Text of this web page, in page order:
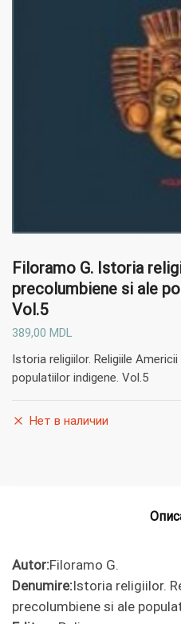
Filoramo G. Istoria
precolumbiene si ale
Vol.5
389,00 MDL
Istoria religiilor. Religiile
populatiilor indigene. Vol.5
Нет в наличии
Autor:Filoramo G.
Denumire:Istoria religiilor.
precolumbiene si ale